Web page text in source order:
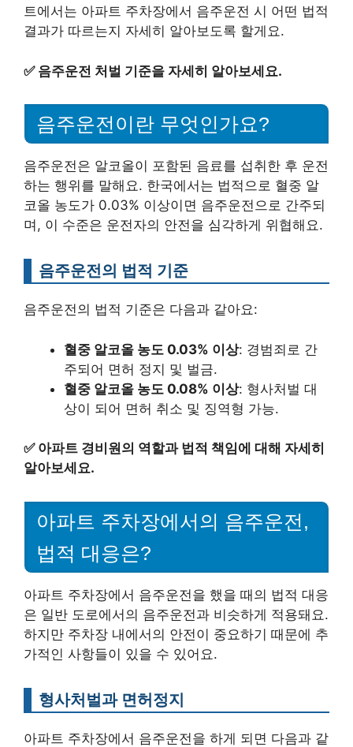
트에서는 아파트 주차장에서 음주운전 시 어떤 법적
결과가 따르는지 자세히 알아보도록 할게요.
✅ 음주운전 처벌 기준을 자세히 알아보세요.
음주운전이란 무엇인가요?
음주운전은 알코올이 포함된 음료를 섭취한 후 운전
하는 행위를 말해요. 한국에서는 법적으로 혈중 알
코올 농도가 0.03% 이상이면 음주운전으로 간주되
며, 이 수준은 운전자의 안전을 심각하게 위협해요.
음주운전의 법적 기준
음주운전의 법적 기준은 다음과 같아요:
혈중 알코올 농도 0.03% 이상: 경범죄로 간
주되어 면허 정지 및 벌금.
혈중 알코올 농도 0.08% 이상: 형사처벌 대
상이 되어 면허 취소 및 징역형 가능.
✅ 아파트 경비원의 역할과 법적 책임에 대해 자세히
알아보세요.
아파트 주차장에서의 음주운전,
법적 대응은?
아파트 주차장에서 음주운전을 했을 때의 법적 대응
은 일반 도로에서의 음주운전과 비슷하게 적용돼요.
하지만 주차장 내에서의 안전이 중요하기 때문에 추
가적인 사항들이 있을 수 있어요.
형사처벌과 면허정지
아파트 주차장에서 음주운전을 하게 되면 다음과 같